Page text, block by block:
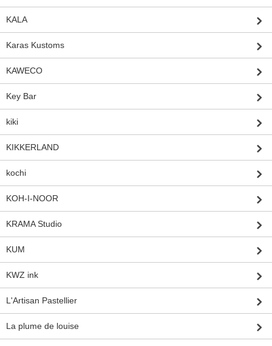
KALA
Karas Kustoms
KAWECO
Key Bar
kiki
KIKKERLAND
kochi
KOH-I-NOOR
KRAMA Studio
KUM
KWZ ink
L'Artisan Pastellier
La plume de louise